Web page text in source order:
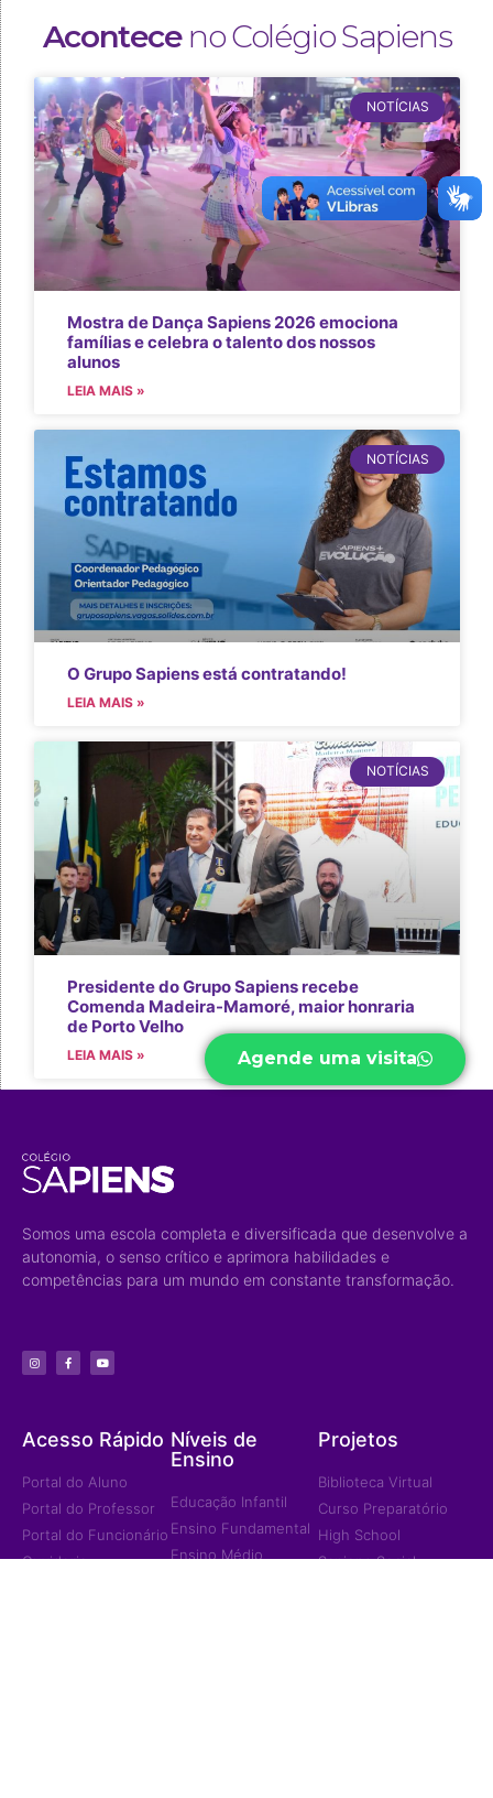
Aconteceno Colégio Sapiens
NOTÍCIAS
Mostra de Dança Sapiens 2026 emociona
famílias e celebra o talento dos nossos
alunos
LEIA MAIS »
NOTÍCIAS
O Grupo Sapiens está contratando!
LEIA MAIS »
NOTÍCIAS
Presidente do Grupo Sapiens recebe
Comenda Madeira-Mamoré, maior honraria
de Porto Velho
LEIA MAIS » Agende uma visita
Somos uma escola completa e diversificada que desenvolve a
autonomia, o senso crítico e aprimora habilidades e
competências para um mundo em constante transformação.
Acesso Rápido
Portal do Aluno
Portal do Professor
Portal do Funcionário
Ouvidoria
Níveis de
Ensino
Educação Infantil
Ensino Fundamental
Ensino Médio
Projetos
Biblioteca Virtual
Curso Preparatório
High School
Sapiens Social